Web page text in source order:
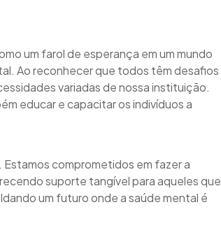
um farol de esperança em um mundo
Ao reconhecer que todos têm desafios
variadas de nossa instituição.
educar e capacitar os indivíduos a
Estamos comprometidos em fazer a
suporte tangível para aqueles que
um futuro onde a saúde mental é